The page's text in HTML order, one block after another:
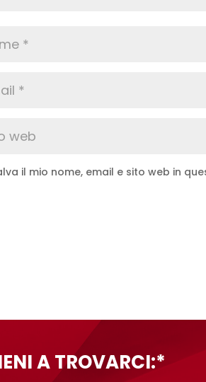
il mio nome, email e sito web in
A TROVARCI:*